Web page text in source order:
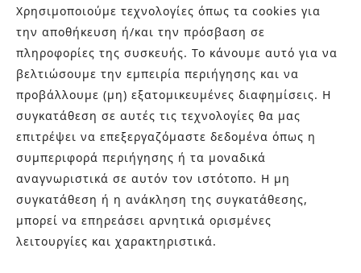
Χρησιμοποιούμε τεχνολογίες όπως τα cookies για
την αποθήκευση ή/και την πρόσβαση σε
πληροφορίες της συσκευής. Το κάνουμε αυτό για να
βελτιώσουμε την εμπειρία περιήγησης και να
προβάλλουμε (μη) εξατομικευμένες διαφημίσεις. Η
συγκατάθεση σε αυτές τις τεχνολογίες θα μας
επιτρέψει να επεξεργαζόμαστε δεδομένα όπως η
συμπεριφορά περιήγησης ή τα μοναδικά
αναγνωριστικά σε αυτόν τον ιστότοπο. Η μη
συγκατάθεση ή η ανάκληση της συγκατάθεσης,
μπορεί να επηρεάσει αρνητικά ορισμένες
λειτουργίες και χαρακτηριστικά.
ΣΧΕΤΙΚΆ ΠΡΟΪΌΝΤΑ